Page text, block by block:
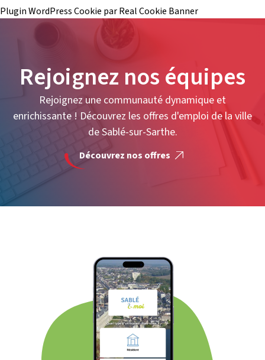
Plugin WordPress Cookie par Real Cookie Banner
Rejoignez nos équipes
Rejoignez une communauté dynamique et
enrichissante ! Découvrez les offres d'emploi de la ville
de Sablé-sur-Sarthe.
Découvrez nos offres